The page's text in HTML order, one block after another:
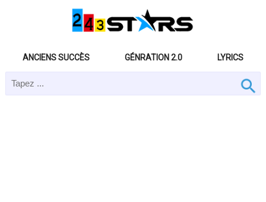
ANCIENS SUCCÈS GÉNRATION 2.0 LYRICS